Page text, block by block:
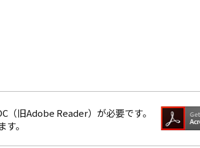
旧Adobe Reader）が必要です。
。